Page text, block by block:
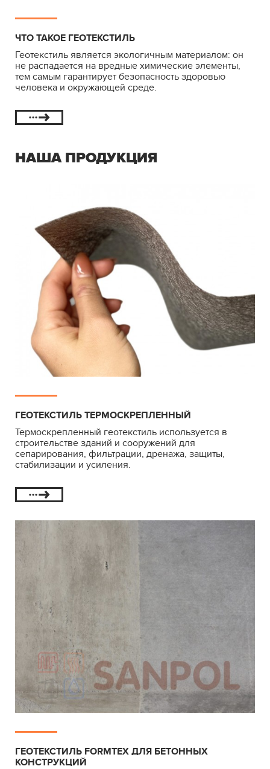
ЧТО ТАКОЕ ГЕОТЕКСТИЛЬ
Геотекстиль является экологичным материалом: он
не распадается на вредные химические элементы,
тем самым гарантирует безопасность здоровью
человека и окружающей среде.
НАША ПРОДУКЦИЯ
ГЕОТЕКСТИЛЬ ТЕРМОСКРЕПЛЕННЫЙ
Термоскрепленный геотекстиль используется в
строительстве зданий и сооружений для
сепарирования, фильтрации, дренажа, защиты,
стабилизации и усиления.
ГЕОТЕКСТИЛЬ FORMTEX ДЛЯ БЕТОННЫХ
КОНСТРУКЦИЙ